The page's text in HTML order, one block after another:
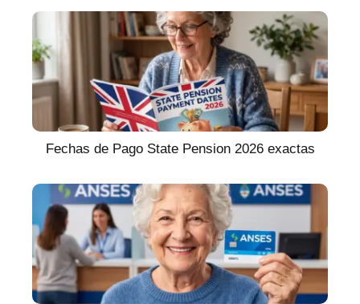
Fechas de Pago State Pension 2026 exactas